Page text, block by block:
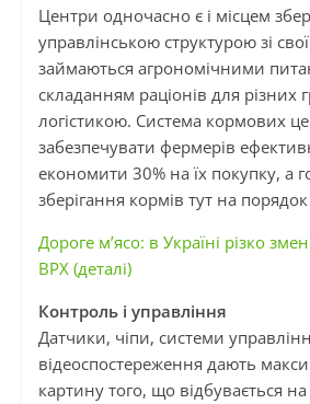
Центри одночасно є і місцем
управлінською структурою зі
займаються агрономічними
складанням раціонів для різних
логістикою. Система кормових
забезпечувати фермерів
економити 30% на їх покупку, а
зберігання кормів тут на
Дороге м’ясо: в Україні різко
ВРХ (деталі)
Контроль і управління
Датчики, чіпи, системи
відеоспостереження дають
картину того, що відбувається